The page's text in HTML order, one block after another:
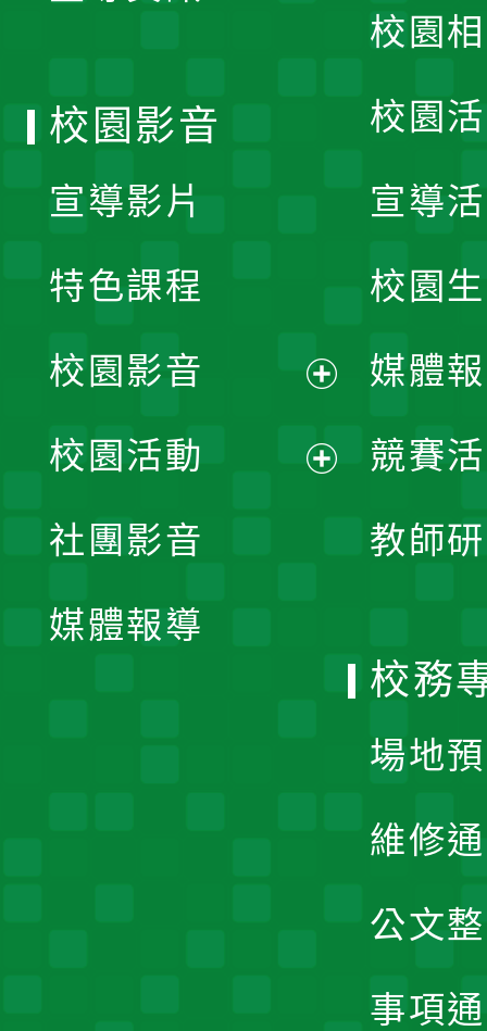
校園
校園
宣導
校園
媒體
競賽
教師
校園影音
宣導影片
特色課程
校園影音
開
校園活動
社團影音
媒體報導
校務
場地
維修
公文
事項